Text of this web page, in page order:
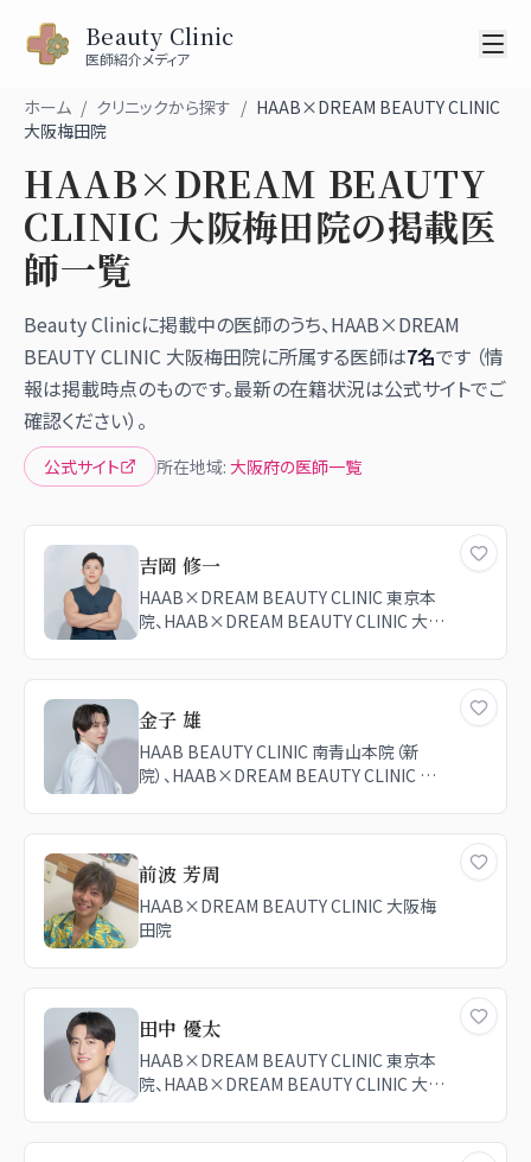
Beauty Clinic
医師紹介メディア
ホーム / クリニックから探す / HAAB×DREAM BEAUTY CLINIC
大阪梅田院
HAAB×DREAM BEAUTY
CLINIC 大阪梅田院の掲載医
師一覧
Beauty Clinicに掲載中の医師のうち、HAAB×DREAM
BEAUTY CLINIC 大阪梅田院に所属する医師は7名です （情
報は掲載時点のものです。最新の在籍状況は公式サイトでご
確認ください）。
公式サイト 所在地域: 大阪府の医師一覧
吉岡 修一
HAAB×DREAM BEAUTY CLINIC 東京本
院、HAAB×DREAM BEAUTY CLINIC 大阪
金子 雄
HAAB BEAUTY CLINIC 南青山本院（新
院）、HAAB×DREAM BEAUTY CLINIC 大
前波 芳周
HAAB×DREAM BEAUTY CLINIC 大阪梅
田院
田中 優太
HAAB×DREAM BEAUTY CLINIC 東京本
院、HAAB×DREAM BEAUTY CLINIC 大阪